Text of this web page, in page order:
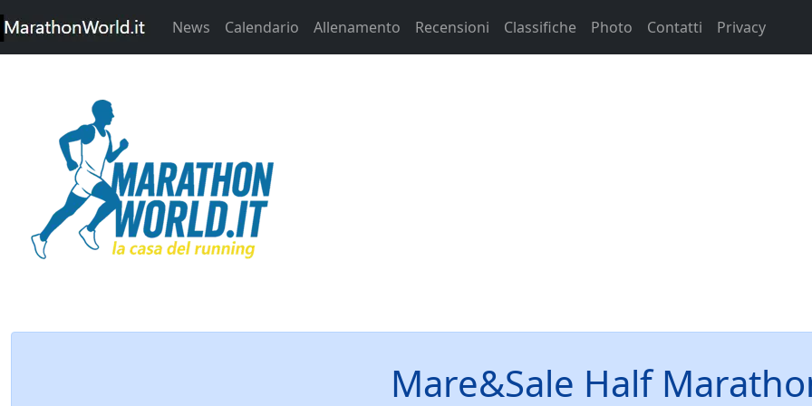
News Calendario Allenamento Recensioni Classifiche Photo Contatti Privacy
Mare&Sale Half